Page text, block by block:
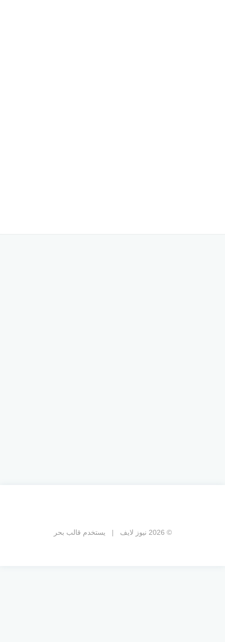
© 2026 نيوز لايف يستخدم قالب بحر